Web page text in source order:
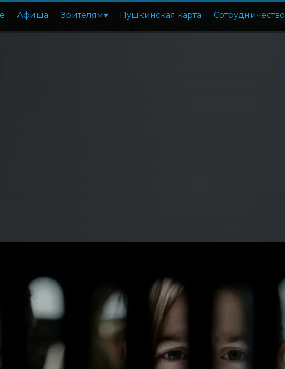
Афиша Зрителям Пушкинская карта Сотрудничество